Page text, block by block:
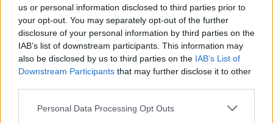
us or personal information disclosed to third parties prior to
your opt-out. You may separately opt-out of the further
disclosure of your personal information by third parties on the
IAB’s list of downstream participants. This information may
also be disclosed by us to third parties on the IAB’s List of
Downstream Participants that may further disclose it to other
Please note that this website/app uses one or more Google
Personal Data Processing Opt Outs
MVPs con 25 puntos cada uno. El cancerbero esloveno ha
sido el mejor portero del mes tras no recibir ningún gol.
Además, el Atlético protagonizó la mejor actuación del mes,
llegando a los 105 puntos en la victoria por 4-0 ante el
Cádiz de la jornada 9.
rojiblancos que superaron los 20 puntos (23 y 20